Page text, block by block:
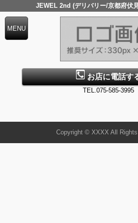
JEWEL 2nd (デリバリー/京都府伏
お店に電話す
TEL.075-585-3995
Copyright © XXXX All